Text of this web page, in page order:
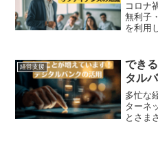
コロナ
無利子
を利用
金繰り
くあり
経営支援
でき
タル
多忙な
ターネ
とさま